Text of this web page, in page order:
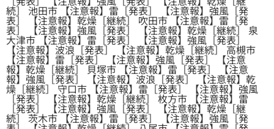
続］ 池田市 【注意報】雷［発表］ 【注意報】強風［発
表］ 【注意報】乾燥［継続］ 吹田市 【注意報】雷［発
表］ 【注意報】強風［発表］ 【注意報】乾燥［継続］ 泉
大津市 【注意報】雷［発表］ 【注意報】強風［発表］
【注意報】波浪［発表］ 【注意報】乾燥［継続］ 高槻市
【注意報】雷［発表］ 【注意報】強風［発表］ 【注意
報】乾燥［継続］ 貝塚市 【注意報】雷［発表］ 【注意
報】強風［発表］ 【注意報】波浪［発表］ 【注意報】乾
燥［継続］ 守口市 【注意報】雷［発表］ 【注意報】強風
［発表］ 【注意報】乾燥［継続］ 枚方市 【注意報】雷
［発表］ 【注意報】強風［発表］ 【注意報】乾燥［継
続］ 茨木市 【注意報】雷［発表］ 【注意報】強風［発